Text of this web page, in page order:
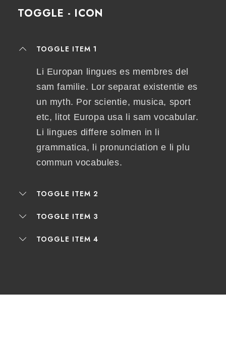
TOGGLE - ICON
TOGGLE ITEM 1
Li Europan lingues es membres del
sam familie. Lor separat existentie es
un myth. Por scientie, musica, sport
etc, litot Europa usa li sam vocabular.
Li lingues differe solmen in li
grammatica, li pronunciation e li plu
commun vocabules.
TOGGLE ITEM 2
TOGGLE ITEM 3
TOGGLE ITEM 4